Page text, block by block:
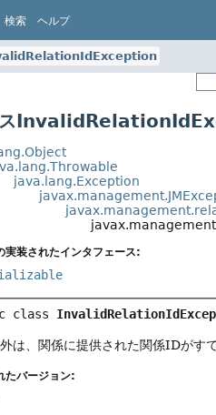
検索 ヘルプ
ス
java.lang.Exception
実装されたインタフェース:
class
は、関係に提供された関係IDがす
たバージョン: